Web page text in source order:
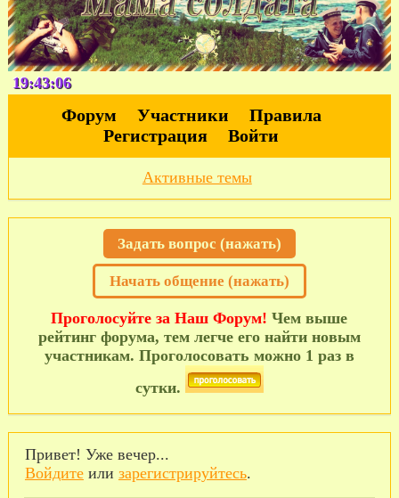
19:43:07
Форум Участники
Правила
Регистрация
Войти
Активные темы
Задать вопрос (нажать)
Начать общение (нажать)
Проголосуйте за Наш Форум! Чем выше
рейтинг форума, тем легче его найти новым
участникам. Проголосовать можно 1 раз в
сутки.
Привет! Уже вечер...
Войдитеили зарегистрируйтесь.